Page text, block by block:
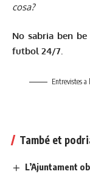
cosa?
No sabria ben
futbol 24/7.
Entrevistes a
També et
L’Ajuntament